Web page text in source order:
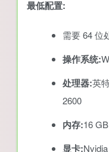
最低配置:
需要 64 位
操作系统:
处理器:英
2600
内存:16
显卡: